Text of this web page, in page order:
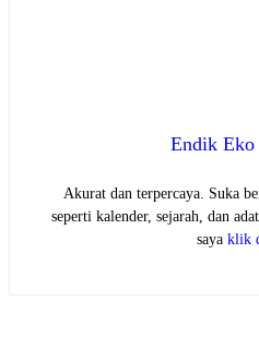
Endik Eko
Akurat dan terpercaya. Suka
seperti kalender, sejarah, dan
saya klik